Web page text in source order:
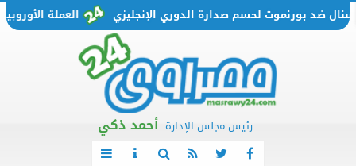
العملة الأوروبية تتحرك من بورنموث لحسم صدارة الدوري الإنجليزي
رئيس مجلس الإدارة أحمد ذكي